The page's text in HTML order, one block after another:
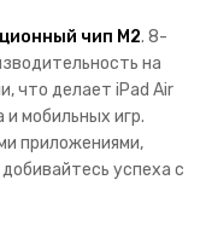
чип M2. 8-
на
что делает iPad Air
мобильных игр.
приложениями,
успеха с